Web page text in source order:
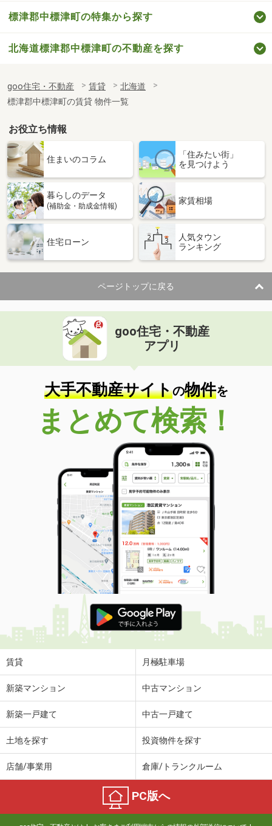
標津郡中標津町の特集から探す
北海道標津郡中標津町の不動産を探す
goo住宅・不動産 賃貸
北海道
標津郡中標津町の賃貸 物件一覧
お役立ち情報
住まいのコラム
「住みたい街」
を見つけよう
暮らしのデータ
(補助金・助成金情報)
家賃相場
住宅ローン
人気タウン
ランキング
ページトップに戻る
goo住宅・不動産
アプリ
大手不動産サイトの物件を
まとめて検索！
賃貸 月極駐車場
新築マンション 中古マンション
新築一戸建て 中古一戸建て
土地を探す 投資物件を探す
店舗/事業用 倉庫/トランクルーム
PC版へ